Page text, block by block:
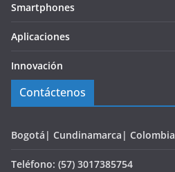
Smartphones
Aplicaciones
Innovación
Contáctenos
Bogotá| Cundinamarca| Colombia
Teléfono: (57) 3017385754